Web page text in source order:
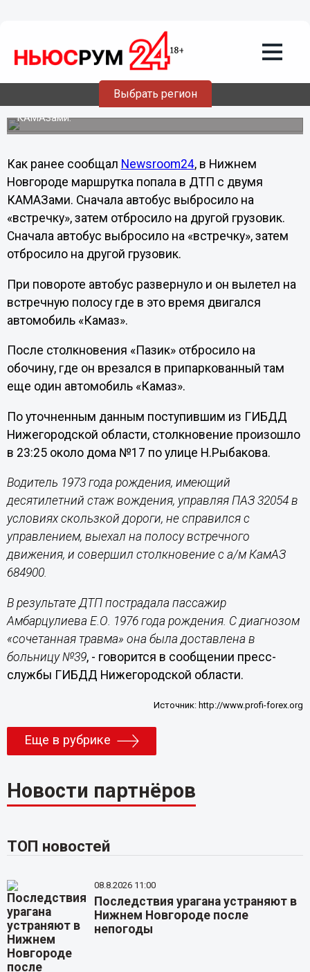
Выбрать регион
28.11.201203:05
Подробности столкновения маршрутки
с КАМАЗом в Нижнем Новгороде
В Нижнем Новгороде маршрутка попала в ДТП с двумя
КАМАЗами.
Как ранее сообщал Newsroom24, в Нижнем
Новгороде маршрутка попала в ДТП с двумя
КАМАЗами. Сначала автобус выбросило на
«встречку», затем отбросило на другой грузовик.
Сначала автобус выбросило на «встречку», затем
отбросило на другой грузовик.
При повороте автобус развернуло и он вылетел на
встречную полосу где в это время двигался
автомобиль «Камаз».
После столкновения «Пазик» отбросило на
обочину, где он врезался в припаркованный там
еще один автомобиль «Камаз».
По уточненным данным поступившим из ГИБДД
Нижегородской области, столкновение произошло
в 23:25 около дома №17 по улице Н.Рыбакова.
Водитель 1973 года рождения, имеющий
десятилетний стаж вождения, управляя ПАЗ 32054 в
условиях скользкой дороги, не справился с
управлением, выехал на полосу встречного
движения, и совершил столкновение с а/м КамАЗ
684900.
В результате ДТП пострадала пассажир
Амбарцулиева Е.О. 1976 года рождения. С диагнозом
«сочетанная травма» она была доставлена в
больницу №39, - говорится в сообщении пресс-
службы ГИБДД Нижегородской области.
Источник:http://www.profi-forex.org
Еще в рубрике
Новости партнёров
ТОП новостей
08.8.2026 11:00
Последствия урагана устраняют в
Нижнем Новгороде после
непогоды